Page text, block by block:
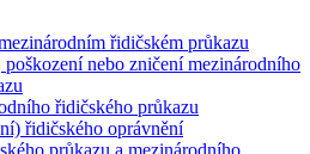
řidičském průkazu
poškození nebo zničení mezinárodního
řidičského průkazu
řidičského oprávnění